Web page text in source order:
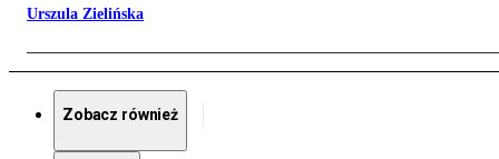
Urszula Zielińska
Zobacz również